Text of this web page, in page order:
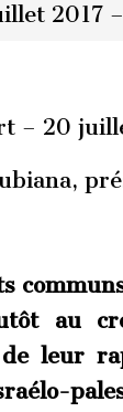
2017
– 20
au
leur